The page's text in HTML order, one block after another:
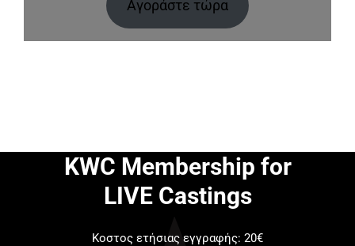
Αγοράστε τώρα
KWC Membership for
LIVE Castings
Κοστος ετήσιας εγγραφής: 20€